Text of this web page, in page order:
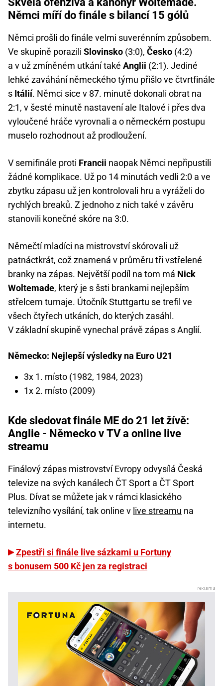
Němci míří do finále s bilancí 15 gólů
Němci prošli do finále velmi suverénním způsobem.
Ve skupině porazili Slovinsko (3:0), Česko (4:2)
a v už zmíněném utkání také Anglii (2:1). Jediné
lehké zaváhání německého týmu přišlo ve čtvrtfinále
s Itálií. Němci sice v 87. minutě dokonali obrat na
2:1, v šesté minutě nastavení ale Italové i přes dva
vyloučené hráče vyrovnali a o německém postupu
muselo rozhodnout až prodloužení.
V semifinále proti Francii naopak Němci nepřipustili
žádné komplikace. Už po 14 minutách vedli 2:0 a ve
zbytku zápasu už jen kontrolovali hru a vyráželi do
rychlých breaků. Z jednoho z nich také v závěru
stanovili konečné skóre na 3:0.
Němečtí mladíci na mistrovství skórovali už
patnáctkrát, což znamená v průměru tři vstřelené
branky na zápas. Největší podíl na tom má Nick
Woltemade, který je s šsti brankami nejlepším
střelcem turnaje. Útočník Stuttgartu se trefil ve
všech čtyřech utkáních, do kterých zasáhl.
V základní skupině vynechal právě zápas s Anglií.
Německo: Nejlepší výsledky na Euro U21
3x 1. místo (1982, 1984, 2023)
1x 2. místo (2009)
Kde sledovat finále ME do 21 let žívě:
Anglie - Německo v TV a online live
streamu
Finálový zápas mistrovství Evropy odvysílá Česká
televize na svých kanálech ČT Sport a ČT Sport
Plus. Dívat se můžete jak v rámci klasického
televizního vysílání, tak online v live streamu na
internetu.
Zpestři si finále live sázkami u Fortuny
s bonusem 500 Kč jen za registraci